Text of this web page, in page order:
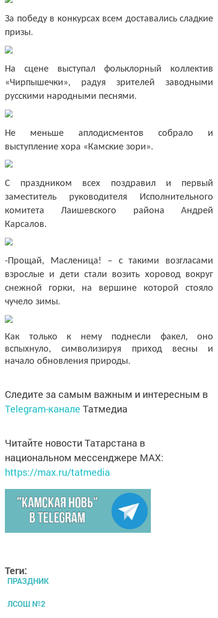
За победу в конкурсах всем доставались сладкие
призы.
На сцене выступал фольклорный коллектив
«Чирпышечки», радуя зрителей заводными
русскими народными песнями.
Не меньше аплодисментов собрало и
выступление хора «Камские зори».
С праздником всех поздравил и первый
заместитель руководителя Исполнительного
комитета Лаишевского района Андрей
Карсалов.
-Прощай, Масленица! – с такими возгласами
взрослые и дети стали возить хоровод вокруг
снежной горки, на вершине которой стояло
чучело зимы.
Как только к нему поднесли факел, оно
вспыхнуло, символизируя приход весны и
начало обновления природы.
Следите за самым важным и интересным в
Telegram-канале Татмедиа
Читайте новости Татарстана в
национальном мессенджере MАХ:
https://max.ru/tatmedia
Теги:
ПРАЗДНИК
ЛСОШ №2